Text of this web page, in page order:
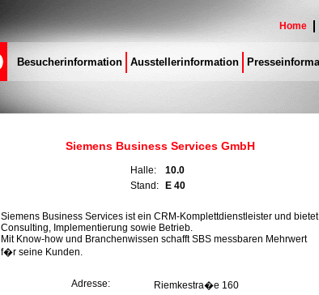
Home
Besucherinformation Ausstellerinformation
Siemens Business Services GmbH
Halle:
10.0
Stand:
E 40
Siemens Business Services ist ein CRM-Komplettdienstleister und bietet
Consulting, Implementierung sowie Betrieb.
Mit Know-how und Branchenwissen schafft SBS messbaren Mehrwert
f�r seine Kunden.
Adresse:
Riemkestra�e 160